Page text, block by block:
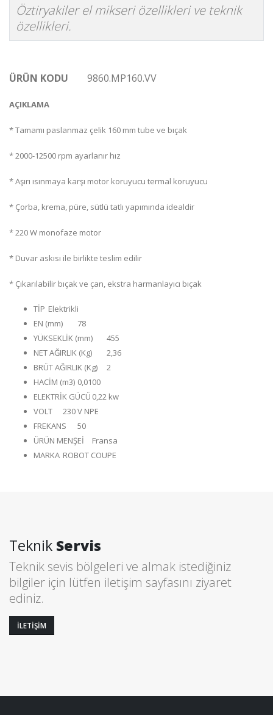
Öztiryakiler el mikseri özellikleri ve teknik
özellikleri.
ÜRÜN KODU 9860.MP160.VV
AÇIKLAMA
* Tamamı paslanmaz çelik 160 mm tube ve bıçak
* 2000-12500 rpm ayarlanır hız
* Aşırı ısınmaya karşı motor koruyucu termal koruyucu
* Çorba, krema, püre, sütlü tatlı yapımında idealdir
* 220 W monofaze motor
* Duvar askısı ile birlikte teslim edilir
* Çıkarılabilir bıçak ve çan, ekstra harmanlayıcı bıçak
TİP Elektrikli
EN (mm)
78
YÜKSEKLİK (mm)
455
NET AĞIRLIK (Kg)
2,36
BRÜT AĞIRLIK (Kg)
2
HACİM (m3) 0,0100
ELEKTRİK GÜCÜ 0,22 kw
VOLT
230 V NPE
FREKANS
50
ÜRÜN MENŞEİ
Fransa
MARKA ROBOT COUPE
Teknik Servis
Teknik sevis bölgeleri ve almak istediğiniz
bilgiler için lütfen iletişim sayfasını ziyaret
ediniz.
İLETİŞİM